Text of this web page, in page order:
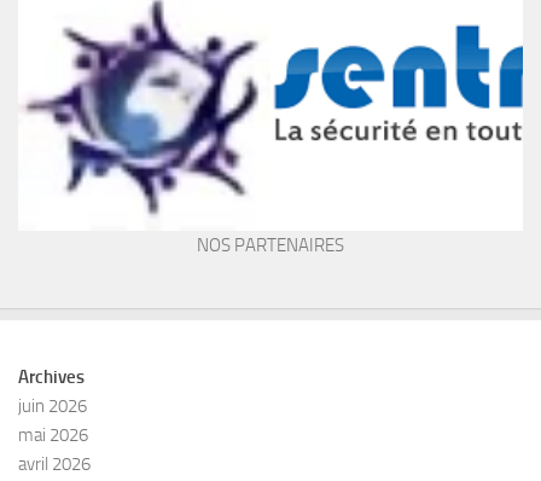
NOS PARTENAIRES
Archives
juin 2026
mai 2026
avril 2026